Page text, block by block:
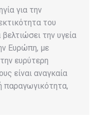
για την
του
την υγεία
Ευρώπη, με
ευρύτερη
είναι αναγκαία
παραγωγικότητα,